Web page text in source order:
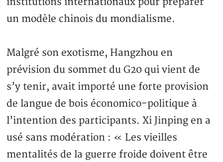
un modèle chinois du mondialisme.
Malgré son exotisme, Hangzhou en
prévision du sommet du G20 qui vient de
s’y tenir, avait importé une forte provision
de langue de bois économico-politique à
l’intention des participants. Xi Jinping en a
usé sans modération : « Les vieilles
mentalités de la guerre froide doivent être